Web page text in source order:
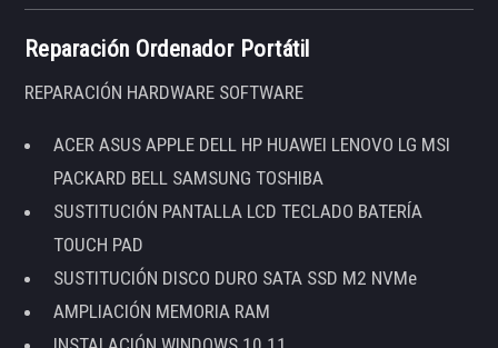
Reparación Ordenador Portátil
REPARACIÓN HARDWARE SOFTWARE
ACER ASUS APPLE DELL HP HUAWEI LENOVO LG MSI
PACKARD BELL SAMSUNG TOSHIBA
SUSTITUCIÓN PANTALLA LCD TECLADO BATERÍA
TOUCH PAD
SUSTITUCIÓN DISCO DURO SATA SSD M2 NVMe
AMPLIACIÓN MEMORIA RAM